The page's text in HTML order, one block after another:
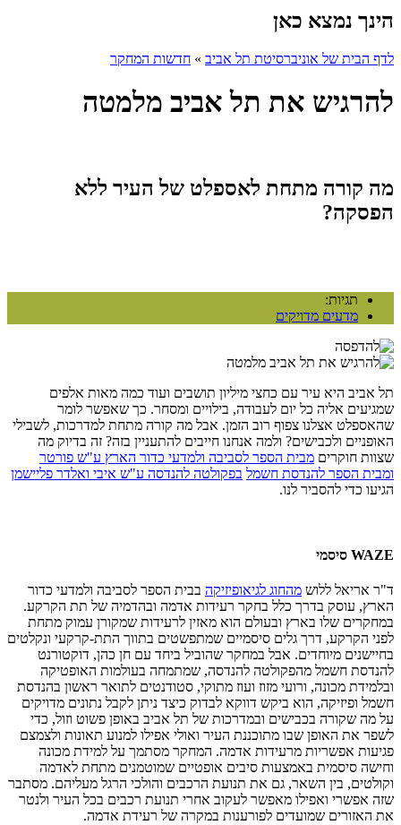
הינך נמצא כאן
לדף הבית של אוניברסיטת תל אביב » חדשות המחקר
להרגיש את תל אביב מלמטה
מה קורה מתחת לאספלט של העיר ללא
הפסקה?
תגיות:
מדעים מדויקים
תל אביב היא עיר עם כחצי מיליון תושבים ועוד כמה מאות אלפים
שמגיעים אליה כל יום לעבודה, בילויים ומסחר. כך שאפשר לומר
שהאספלט אצלנו צפוף רוב הזמן. אבל מה קורה מתחת למדרכות, לשבילי
האופניים ולכבישים? ולמה אנחנו חייבים להתעניין בזה? זה בדיוק מה
שצוות חוקרים מבית הספר לסביבה ולמדעי כדור הארץ ע"ש פורטר
ומבית הספר להנדסת חשמל בפקולטה להנדסה ע"ש איבי ואלדר פליישמן
הגיעו כדי להסביר לנו.
WAZE סיסמי
ד"ר אריאל ללוש מהחוג לגיאופיזיקה בבית הספר לסביבה ולמדעי כדור
הארץ, עוסק בדרך כלל בחקר רעידות אדמה ובהדמיה של תת הקרקע.
במחקרים שלו בארץ ובעולם הוא מאזין לרעידות שמקורן עמוק מתחת
לפני הקרקע, דרך גלים סיסמיים שמתפשטים בתווך התת-קרקעי ונקלטים
בחיישנים מיוחדים. אבל במחקר שהוביל ביחד עם חן כהן, דוקטורנט
להנדסת חשמל מהפקולטה להנדסה, שמתמחה בעולמות האופטיקה
ובלמידת מכונה, ורועי מזוז ועוז מתוקי, סטודנטים לתואר ראשון בהנדסת
חשמל ופיזיקה, הוא ביקש דווקא לבדוק כיצד ניתן לקבל נתונים מדויקים
על מה שקורה בכבישים ובמדרכות של תל אביב באופן פשוט וזול, כדי
לשפר את האופן שבו מתוכננת העיר ואולי אפילו למנוע תאונות ולצמצם
פגיעות אפשריות מרעידות אדמה. המחקר מסתמך על למידת מכונה
וחישה סיסמית באמצעות סיבים אופטיים שמוטמנים מתחת לאדמה
וקולטים, בין השאר, גם את תנועת הרכבים והולכי הרגל מעליהם. מסתבר
שזה אפשרי ואפילו מאפשר לעקוב אחרי תנועת רכבים בכל העיר ולנטר
את האזורים שמועדים לפורענות במקרה של רעידת אדמה.